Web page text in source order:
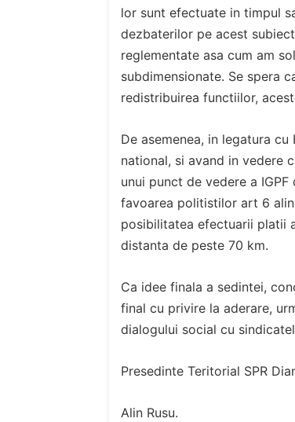
lor sunt efectuate in timpul
dezbaterilor pe acest
reglementate asa cum am
subdimensionate. Se spera
redistribuirea functiilor,
De asemenea, in legatura
national, si avand in vedere
unui punct de vedere a
favoarea politistilor art 6
posibilitatea efectuarii platii
distanta de peste 70 km.
Ca idee finala a sedintei,
final cu privire la aderare,
dialogului social cu
Presedinte Teritorial SPR
Alin Rusu.